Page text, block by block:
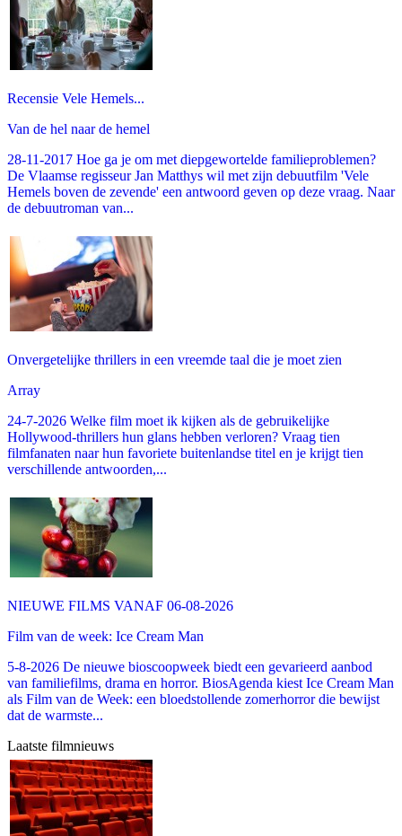
Recensie Vele Hemels...
Van de hel naar de hemel
28-11-2017 Hoe ga je om met diepgewortelde familieproblemen?
De Vlaamse regisseur Jan Matthys wil met zijn debuutfilm 'Vele
Hemels boven de zevende' een antwoord geven op deze vraag. Naar
de debuutroman van...
Onvergetelijke thrillers in een vreemde taal die je moet zien
Array
24-7-2026 Welke film moet ik kijken als de gebruikelijke
Hollywood-thrillers hun glans hebben verloren? Vraag tien
filmfanaten naar hun favoriete buitenlandse titel en je krijgt tien
verschillende antwoorden,...
NIEUWE FILMS VANAF 06-08-2026
Film van de week: Ice Cream Man
5-8-2026 De nieuwe bioscoopweek biedt een gevarieerd aanbod
van familiefilms, drama en horror. BiosAgenda kiest Ice Cream Man
als Film van de Week: een bloedstollende zomerhorror die bewijst
dat de warmste...
Laatste filmnieuws